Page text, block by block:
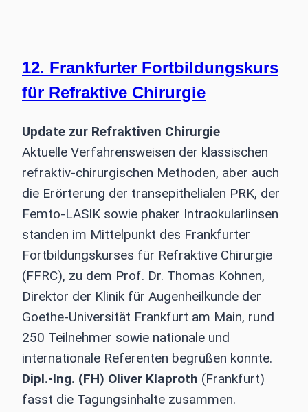
PKV
erstattungsfähig
12. Frankfurter Fortbildungskurs
für Refraktive Chirurgie
Update zur Refraktiven Chirurgie
Aktuelle Verfahrensweisen der klassischen
refraktiv-chirurgischen Methoden, aber auch
die Erörterung der transepithelialen PRK, der
Femto-LASIK sowie phaker Intraokularlinsen
standen im Mittelpunkt des Frankfurter
Fortbildungskurses für Refraktive Chirurgie
(FFRC), zu dem Prof. Dr. Thomas Kohnen,
Direktor der Klinik für Augenheilkunde der
Goethe-Universität Frankfurt am Main, rund
250 Teilnehmer sowie nationale und
internationale Referenten begrüßen konnte.
Dipl.-Ing. (FH) Oliver Klaproth (Frankfurt)
fasst die Tagungsinhalte zusammen.